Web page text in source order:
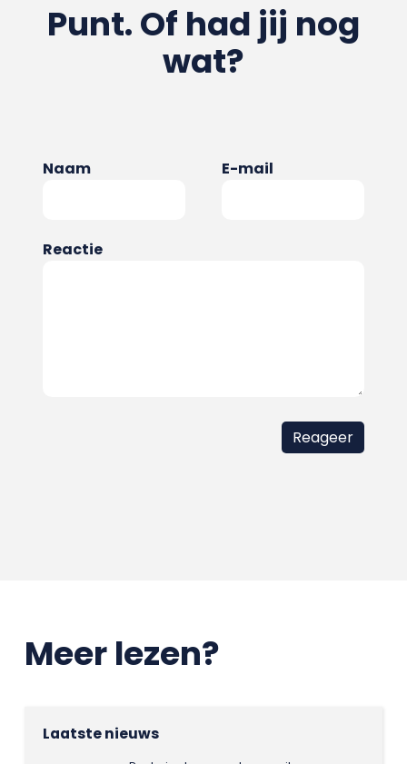
Punt. Of had jij nog
wat?
Naam E-mail
Reactie
Meer lezen?
Laatste nieuws